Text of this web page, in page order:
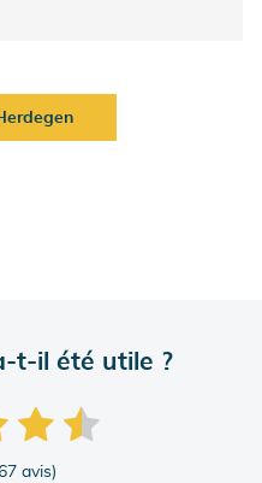
t-il été utile ?
avis)